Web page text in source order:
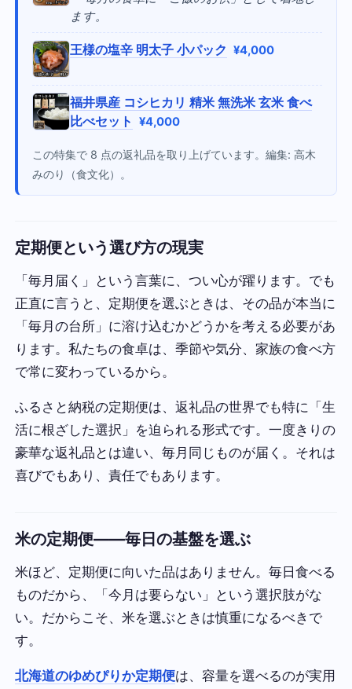
ます。
王様の塩辛 明太子 小パック ¥4,000
福井県産 コシヒカリ 精米 無洗米 玄米 食べ
比べセット
¥4,000
この特集で 8 点の返礼品を取り上げています。編集: 高木
みのり（食文化）。
定期便という選び方の現実
「毎月届く」という言葉に、つい心が躍ります。でも
正直に言うと、定期便を選ぶときは、その品が本当に
「毎月の台所」に溶け込むかどうかを考える必要があ
ります。私たちの食卓は、季節や気分、家族の食べ方
で常に変わっているから。
ふるさと納税の定期便は、返礼品の世界でも特に「生
活に根ざした選択」を迫られる形式です。一度きりの
豪華な返礼品とは違い、毎月同じものが届く。それは
喜びでもあり、責任でもあります。
米の定期便——毎日の基盤を選ぶ
米ほど、定期便に向いた品はありません。毎日食べる
ものだから、「今月は要らない」という選択肢がな
い。だからこそ、米を選ぶときは慎重になるべきで
す。
北海道のゆめぴりか定期便は、容量を選べるのが実用